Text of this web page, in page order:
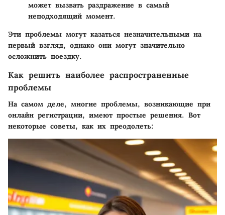
может вызвать раздражение в самый
неподходящий момент.
Эти проблемы могут казаться незначительными на
первый взгляд, однако они могут значительно
осложнить поездку.
Как решить наиболее распространенные
проблемы
На самом деле, многие проблемы, возникающие при
онлайн регистрации, имеют простые решения. Вот
некоторые советы, как их преодолеть: